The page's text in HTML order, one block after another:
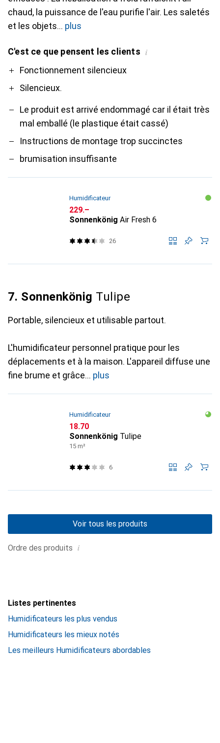
chaud, la puissance de l'eau purifie l'air. Les saletés
et les objets
plus
C'est ce que pensent les clients i
ProFonctionnement silencieux
Silencieux.
Contre
Le produit est arrivé endommagé car il était très
mal emballé (le plastique était cassé)
Instructions de montage trop succinctes
brumisation insuffisante
Humidificateur
CHF
229.–
Sonnenkönig Air Fresh 6
26
7. Sonnenkönig Tulipe
Portable, silencieux et utilisable partout.
L'humidificateur personnel pratique pour les
déplacements et à la maison. L'appareil diffuse une
fine brume et grâce
plus
Humidificateur
CHF
18.70
Sonnenkönig Tulipe
15 m²
6
Ordre des produits i
Voir tous les produits
Listes pertinentes
Humidificateurs les plus vendus
Humidificateurs les mieux notés
Les meilleurs Humidificateurs abordables